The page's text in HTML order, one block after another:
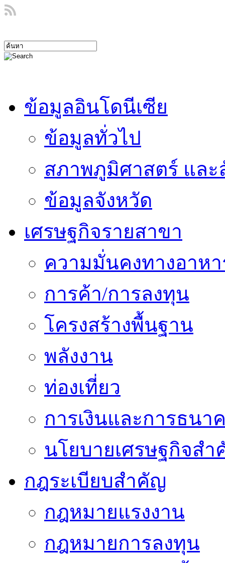
ข้อมูลอินโดนีเซีย
ข้อมูลทั่วไป
สภาพภูมิศาสตร์ แล
ข้อมูลจังหวัด
เศรษฐกิจรายสาขา
ความมั่นคงทางอาหา
การค้า/การลงทุน
โครงสร้างพื้นฐาน
พลังงาน
ท่องเที่ยว
การเงินและการธนา
นโยบายเศรษฐกิจส
กฎระเบียบสำคัญ
กฎหมายแรงงาน
กฎหมายการลงทุน